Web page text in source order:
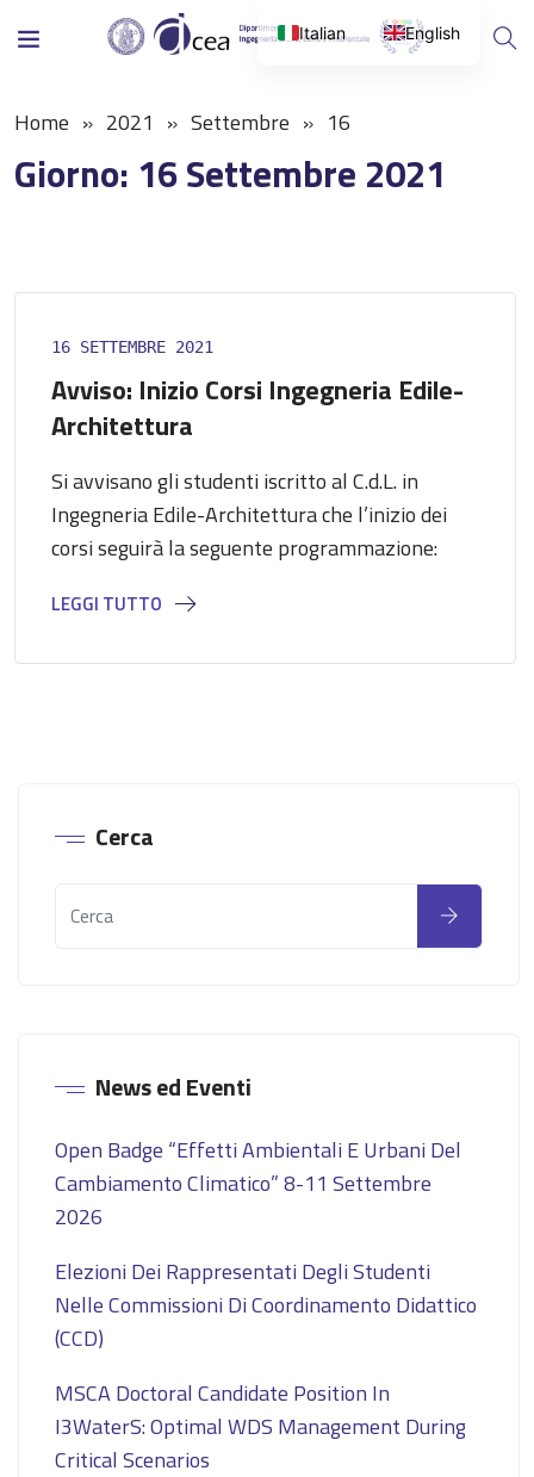
Home 2021 Settembre 16
Giorno: 16 Settembre 2021
16 SETTEMBRE 2021
Avviso: Inizio Corsi Ingegneria Edile-
Architettura
Si avvisano gli studenti iscritto al C.d.L. in
Ingegneria Edile-Architettura che l’inizio dei
corsi seguirà la seguente programmazione:
LEGGI TUTTO
Cerca
News ed Eventi
Open Badge “Effetti Ambientali E Urbani Del
Cambiamento Climatico” 8-11 Settembre
2026
Elezioni Dei Rappresentati Degli Studenti
Nelle Commissioni Di Coordinamento Didattico
(CCD)
MSCA Doctoral Candidate Position In
I3WaterS: Optimal WDS Management During
Critical Scenarios
Italian English